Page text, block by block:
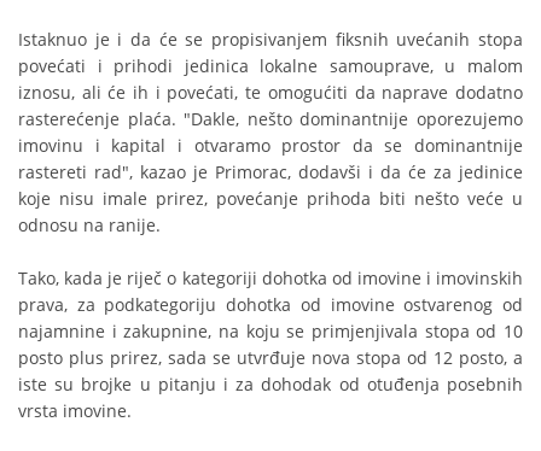
Istaknuo je i da će se propisivanjem fiksnih uvećanih stopa
povećati i prihodi jedinica lokalne samouprave, u malom
iznosu, ali će ih i povećati, te omogućiti da naprave dodatno
rasterećenje plaća. "Dakle, nešto dominantnije oporezujemo
imovinu i kapital i otvaramo prostor da se dominantnije
rastereti rad", kazao je Primorac, dodavši i da će za jedinice
koje nisu imale prirez, povećanje prihoda biti nešto veće u
odnosu na ranije.
Tako, kada je riječ o kategoriji dohotka od imovine i imovinskih
prava, za podkategoriju dohotka od imovine ostvarenog od
najamnine i zakupnine, na koju se primjenjivala stopa od 10
posto plus prirez, sada se utvrđuje nova stopa od 12 posto, a
iste su brojke u pitanju i za dohodak od otuđenja posebnih
vrsta imovine.